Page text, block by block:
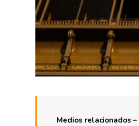
Medios relacionados –